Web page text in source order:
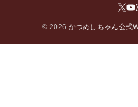
© 2026 かつめしちゃん公式